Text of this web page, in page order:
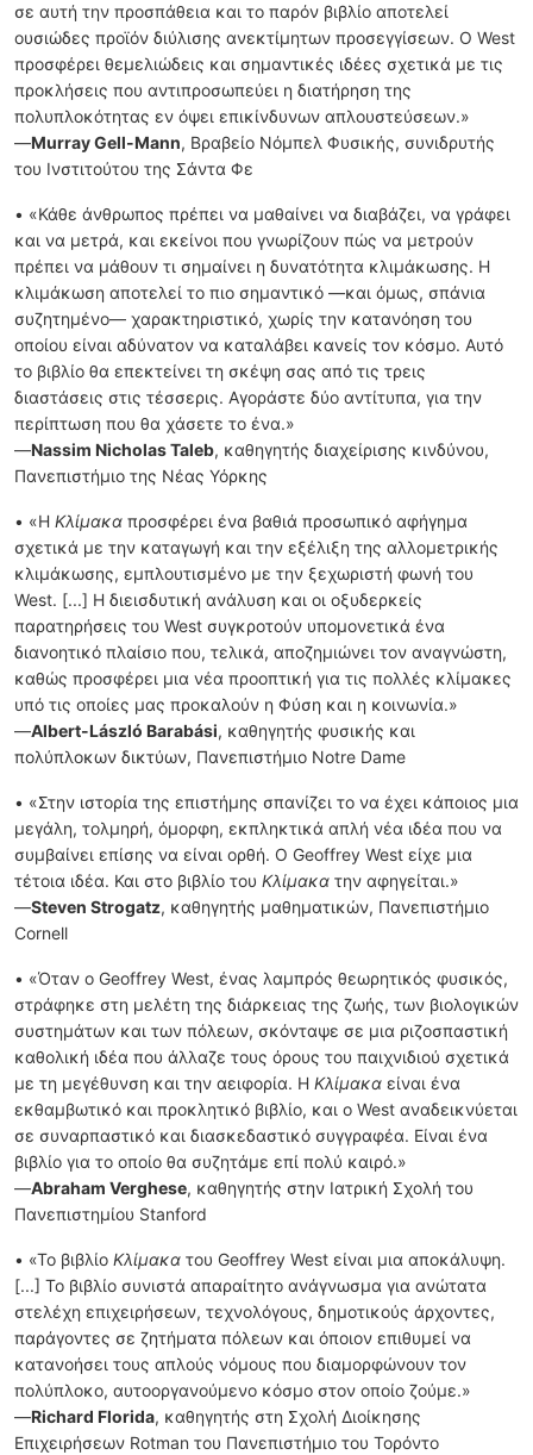
σε αυτή την προσπάθεια και το παρόν βιβλίο αποτελεί
ουσιώδες προϊόν διύλισης ανεκτίμητων προσεγγίσεων. Ο West
προσφέρει θεμελιώδεις και σημαντικές ιδέες σχετικά με τις
προκλήσεις που αντιπροσωπεύει η διατήρηση της
πολυπλοκότητας εν όψει επικίνδυνων απλουστεύσεων.»
—Murray Gell-Mann, Βραβείο Νόμπελ Φυσικής, συνιδρυτής
του Ινστιτούτου της Σάντα Φε
• «Κάθε άνθρωπος πρέπει να μαθαίνει να διαβάζει, να γράφει
και να μετρά, και εκείνοι που γνωρίζουν πώς να μετρούν
πρέπει να μάθουν τι σημαίνει η δυνατότητα κλιμάκωσης. Η
κλιμάκωση αποτελεί το πιο σημαντικό —και όμως, σπάνια
συζητημένο— χαρακτηριστικό, χωρίς την κατανόηση του
οποίου είναι αδύνατον να καταλάβει κανείς τον κόσμο. Αυτό
το βιβλίο θα επεκτείνει τη σκέψη σας από τις τρεις
διαστάσεις στις τέσσερις. Αγοράστε δύο αντίτυπα, για την
περίπτωση που θα χάσετε το ένα.»
—Nassim Nicholas Taleb, καθηγητής διαχείρισης κινδύνου,
Πανεπιστήμιο της Νέας Υόρκης
• «Η Κλίμακα προσφέρει ένα βαθιά προσωπικό αφήγημα
σχετικά με την καταγωγή και την εξέλιξη της αλλομετρικής
κλιμάκωσης, εμπλουτισμένο με την ξεχωριστή φωνή του
West. [...] Η διεισδυτική ανάλυση και οι οξυδερκείς
παρατηρήσεις του West συγκροτούν υπομονετικά ένα
διανοητικό πλαίσιο που, τελικά, αποζημιώνει τον αναγνώστη,
καθώς προσφέρει μια νέα προοπτική για τις πολλές κλίμακες
υπό τις οποίες μας προκαλούν η Φύση και η κοινωνία.»
—Albert-László Barabási, καθηγητής φυσικής και
πολύπλοκων δικτύων, Πανεπιστήμιο Notre Dame
• «Στην ιστορία της επιστήμης σπανίζει το να έχει κάποιος μια
μεγάλη, τολμηρή, όμορφη, εκπληκτικά απλή νέα ιδέα που να
συμβαίνει επίσης να είναι ορθή. Ο Geoffrey West είχε μια
τέτοια ιδέα. Και στο βιβλίο του Κλίμακα την αφηγείται.»
—Steven Strogatz, καθηγητής μαθηματικών, Πανεπιστήμιο
Cornell
• «Όταν ο Geoffrey West, ένας λαμπρός θεωρητικός φυσικός,
στράφηκε στη μελέτη της διάρκειας της ζωής, των βιολογικών
συστημάτων και των πόλεων, σκόνταψε σε μια ριζοσπαστική
καθολική ιδέα που άλλαζε τους όρους του παιχνιδιού σχετικά
με τη μεγέθυνση και την αειφορία. Η Κλίμακα είναι ένα
εκθαμβωτικό και προκλητικό βιβλίο, και ο West αναδεικνύεται
σε συναρπαστικό και διασκεδαστικό συγγραφέα. Είναι ένα
βιβλίο για το οποίο θα συζητάμε επί πολύ καιρό.»
—Abraham Verghese, καθηγητής στην Ιατρική Σχολή του
Πανεπιστημίου Stanford
• «Το βιβλίο Κλίμακα του Geoffrey West είναι μια αποκάλυψη.
[...] Το βιβλίο συνιστά απαραίτητο ανάγνωσμα για ανώτατα
στελέχη επιχειρήσεων, τεχνολόγους, δημοτικούς άρχοντες,
παράγοντες σε ζητήματα πόλεων και όποιον επιθυμεί να
κατανοήσει τους απλούς νόμους που διαμορφώνουν τον
πολύπλοκο, αυτοοργανούμενο κόσμο στον οποίο ζούμε.»
—Richard Florida, καθηγητής στη Σχολή Διοίκησης
Επιχειρήσεων Rotman του Πανεπιστήμιο του Τορόντο